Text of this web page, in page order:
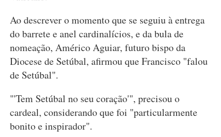
Ao descrever o momento que se seguiu à entrega
do barrete e anel cardinalícios, e da bula de
nomeação, Américo Aguiar, futuro bispo da
Diocese de Setúbal, afirmou que Francisco "falou
de Setúbal".
"'Tem Setúbal no seu coração'", precisou o
cardeal, considerando que foi "particularmente
bonito e inspirador".